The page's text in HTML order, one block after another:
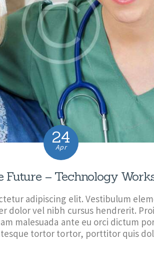
24
Apr
Future – Technology
adipiscing elit. Vestibulum
dolor vel nibh cursus hendrerit.
malesuada ante eu orci dictum
tortor tortor, porttitor quis